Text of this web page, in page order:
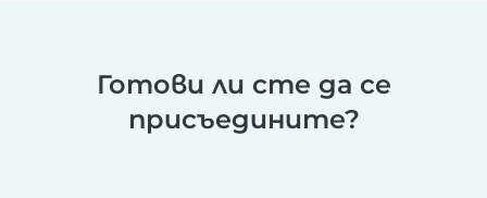
Готови ли сте да се
присъедините?